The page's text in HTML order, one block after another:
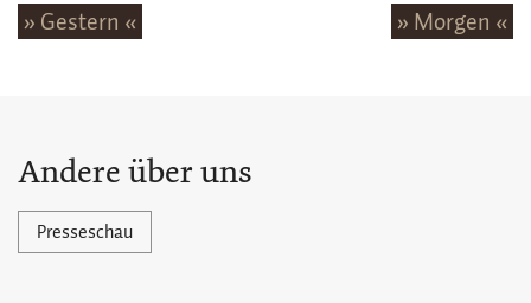
» Gestern « » Morgen «
Andere über uns
Presseschau